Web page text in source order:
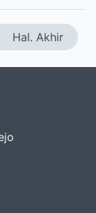
Hal. Akhir